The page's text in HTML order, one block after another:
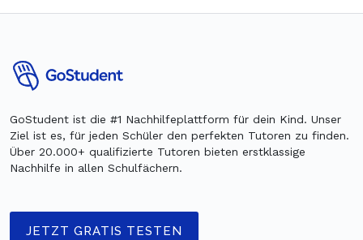
GoStudent ist die #1 Nachhilfeplattform für dein Kind. Unser
Ziel ist es, für jeden Schüler den perfekten Tutoren zu finden.
Über 20.000+ qualifizierte Tutoren bieten erstklassige
Nachhilfe in allen Schulfächern.
JETZT GRATIS TESTEN